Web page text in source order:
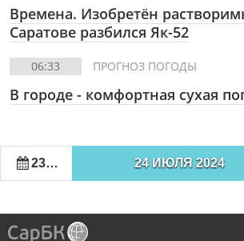
Времена. Изобретён
Саратове разбился Як-52
06:33 ПРОГНОЗ ПОГОДЫ
В городе - комфортная сухая
23 ИЮЛЯ 2024 24 ИЮЛЯ 2024